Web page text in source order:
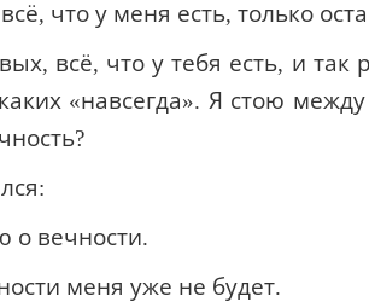
что у меня есть, только
всё, что у тебя есть, и так
«навсегда». Я стою
о вечности.
меня уже не будет.